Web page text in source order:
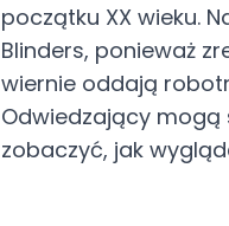
początku XX wieku.
Blinders, ponieważ
wiernie oddają
Odwiedzający
zobaczyć, jak